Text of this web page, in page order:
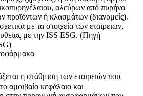
αλεύρων από πυρήνα
προϊόντων ή κλασμάτων (διανομείς).
με τα στοιχεία των εταιρειών,
με την ISS ESG. (Πηγή
η στάθμιση των εταιρειών που
αμοιβαίο κεφάλαιο και